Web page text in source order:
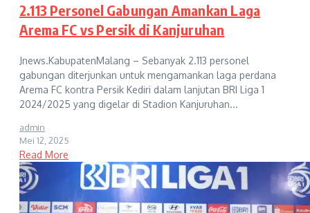
2.113 Personel Gabungan Amankan Laga
Arema FC vs Persik di Kanjuruhan
Jnews.KabupatenMalang – Sebanyak 2.113 personel
gabungan diterjunkan untuk mengamankan laga perdana
Arema FC kontra Persik Kediri dalam lanjutan BRI Liga 1
2024/2025 yang digelar di Stadion Kanjuruhan...
admin
Mei 12, 2025
Read More